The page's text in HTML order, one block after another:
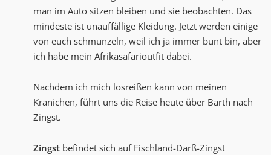
man im Auto sitzen bleiben und sie beobachten. Das
mindeste ist unauffällige Kleidung. Jetzt werden einige
von euch schmunzeln, weil ich ja immer bunt bin, aber
ich habe mein Afrikasafarioutfit dabei.
Nachdem ich mich losreißen kann von meinen
Kranichen, führt uns die Reise heute über Barth nach
Zingst.
Zingst befindet sich auf Fischland-Darß-Zingst